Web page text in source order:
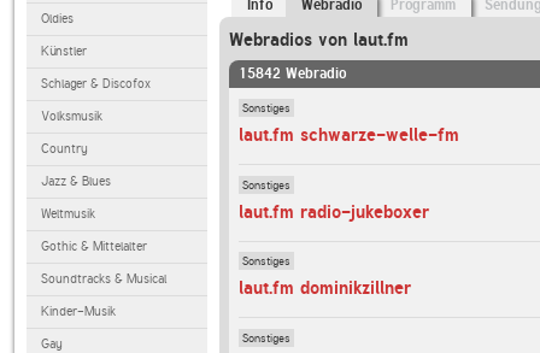
Oldies
Künstler
Schlager & Discofox
Volksmusik
Country
Jazz & Blues
Weltmusik
Gothic & Mittelalter
Soundtracks & Musical
Kinder-Musik
Gay
Info Webradio Programm
Webradios von laut.fm
15842 Webradio
Sonstiges
laut.fm schwarze-welle-fm
Sonstiges
laut.fm radio-jukeboxer
Sonstiges
laut.fm dominikzillner
Sonstiges